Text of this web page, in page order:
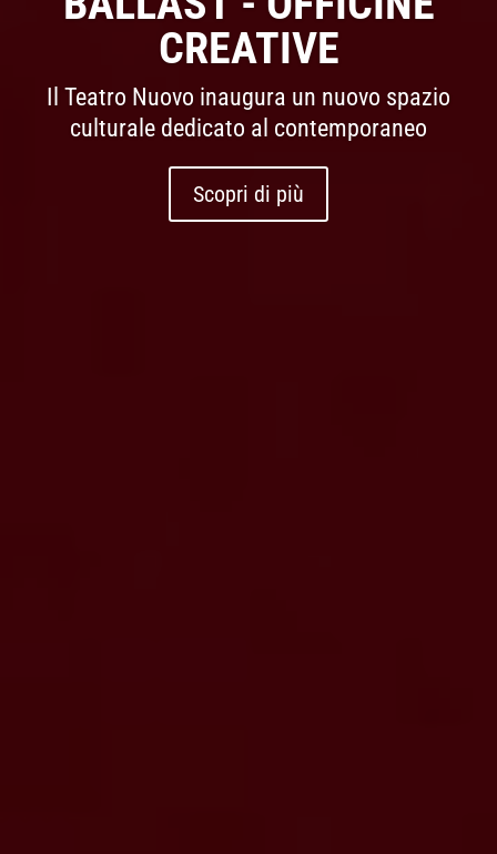
CREATIVE
Il Teatro Nuovo inaugura un nuovo spazio
culturale dedicato al contemporaneo
Scopri di più